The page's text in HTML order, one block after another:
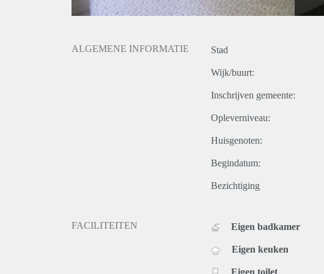
ALGEMENE INFORMATIE Stad
Wijk/buurt:
Inschrijven gemeente:
Opleverniveau:
Huisgenoten:
Begindatum:
Bezichtiging
FACILITEITEN Eigen badkamer
Eigen keuken